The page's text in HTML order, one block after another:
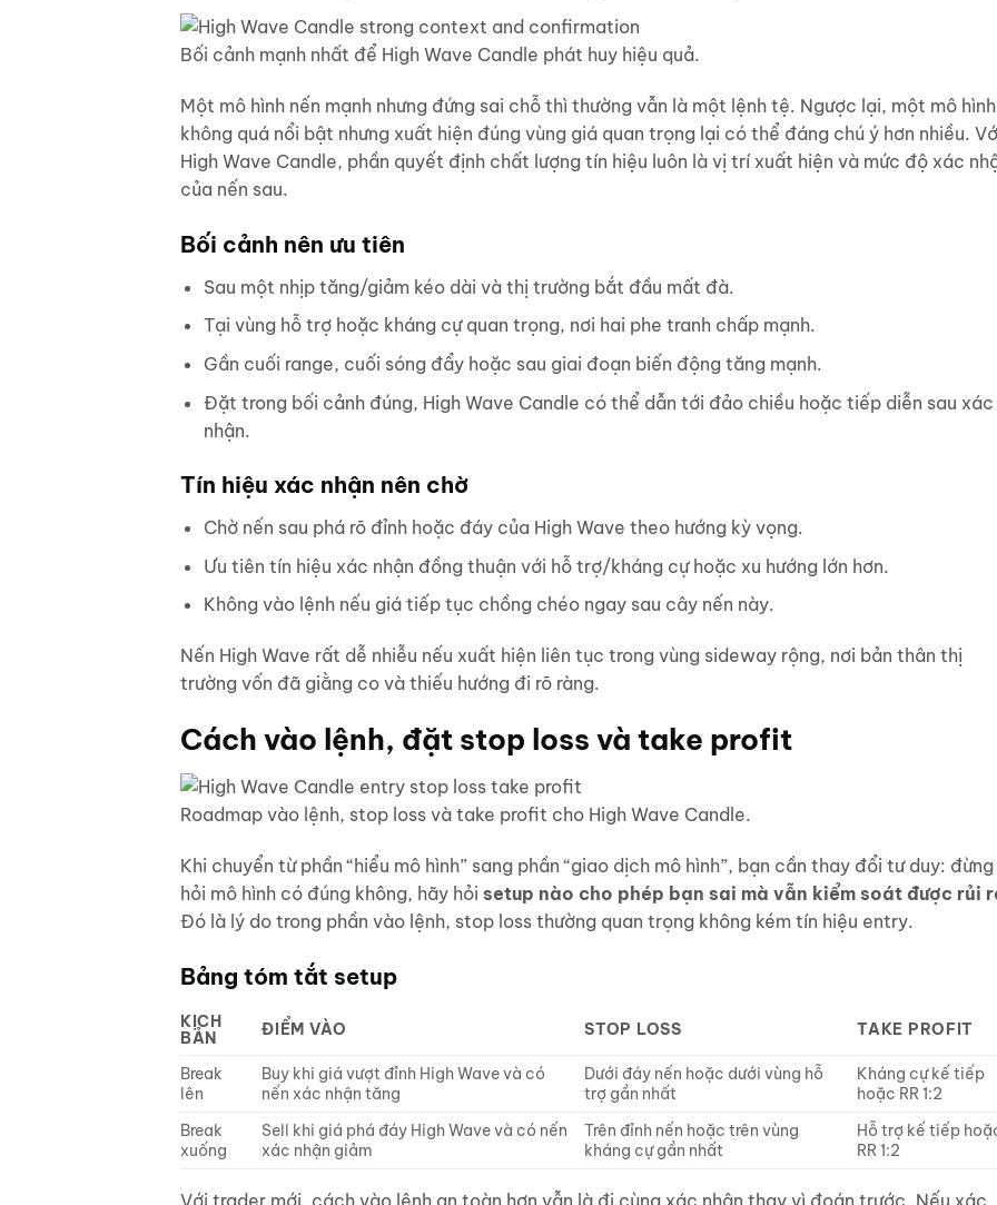
Bối cảnh mạnh nhất để High Wave Candle phát huy hiệu quả.
Một mô hình nến mạnh nhưng đứng sai chỗ thì thường vẫn là một lệnh tệ. Ngược lại, một mô hình
không quá nổi bật nhưng xuất hiện đúng vùng giá quan trọng lại có thể đáng chú ý hơn nhiều.
High Wave Candle, phần quyết định chất lượng tín hiệu luôn là vị trí xuất hiện và mức độ xác
của nến sau.
Bối cảnh nên ưu tiên
Sau một nhịp tăng/giảm kéo dài và thị trường bắt đầu mất đà.
Tại vùng hỗ trợ hoặc kháng cự quan trọng, nơi hai phe tranh chấp mạnh.
Gần cuối range, cuối sóng đẩy hoặc sau giai đoạn biến động tăng mạnh.
Đặt trong bối cảnh đúng, High Wave Candle có thể dẫn tới đảo chiều hoặc tiếp diễn sau xác
nhận.
Tín hiệu xác nhận nên chờ
Chờ nến sau phá rõ đỉnh hoặc đáy của High Wave theo hướng kỳ vọng.
Ưu tiên tín hiệu xác nhận đồng thuận với hỗ trợ/kháng cự hoặc xu hướng lớn hơn.
Không vào lệnh nếu giá tiếp tục chồng chéo ngay sau cây nến này.
Nến High Wave rất dễ nhiễu nếu xuất hiện liên tục trong vùng sideway rộng, nơi bản thân thị
trường vốn đã giằng co và thiếu hướng đi rõ ràng.
Cách vào lệnh, đặt stop loss và take profit
Roadmap vào lệnh, stop loss và take profit cho High Wave Candle.
Khi chuyển từ phần “hiểu mô hình” sang phần “giao dịch mô hình”, bạn cần thay đổi tư duy: đừng
hỏi mô hình có đúng không, hãy hỏi setup nào cho phép bạn sai mà vẫn kiểm soát được rủi
Đó là lý do trong phần vào lệnh, stop loss thường quan trọng không kém tín hiệu entry.
Bảng tóm tắt setup
KỊCH
BẢN
ĐIỂM VÀO STOP LOSS TAKE PROFIT
Break
lên
Buy khi giá vượt đỉnh High Wave và có
nến xác nhận tăng
Dưới đáy nến hoặc dưới vùng hỗ
trợ gần nhất
Kháng cự kế tiếp
hoặc RR 1:2
Break
xuống
Sell khi giá phá đáy High Wave và có nến
xác nhận giảm
Trên đỉnh nến hoặc trên vùng
kháng cự gần nhất
Hỗ trợ kế tiếp
RR 1:2
Với trader mới, cách vào lệnh an toàn hơn vẫn là đi cùng xác nhận thay vì đoán trước. Nếu xác